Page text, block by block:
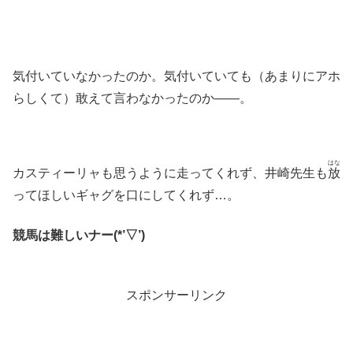
気付いていなかったのか。気付いていても（あまりにアホ
らしくて）敢えて言わなかったのか――。
カスティーリャも思うように走ってくれず、井崎先生も放
はな
ってほしいギャグを口にしてくれず…。
競馬は難しいナー(*’▽’)
スポンサーリンク